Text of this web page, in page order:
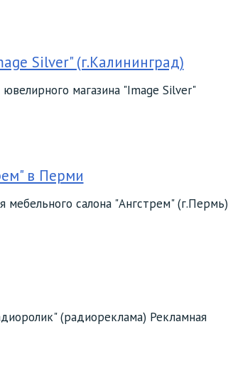
Silver" (г.Калининград)
магазина "Image Silver"
в Перми
салона "Ангстрем" (г.Пермь)
(радиореклама) Рекламная